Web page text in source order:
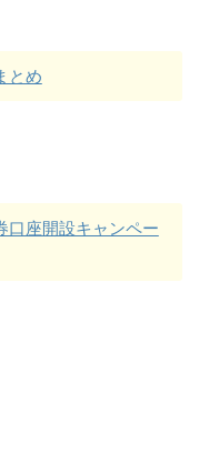
とめ
口座開設キャンペー